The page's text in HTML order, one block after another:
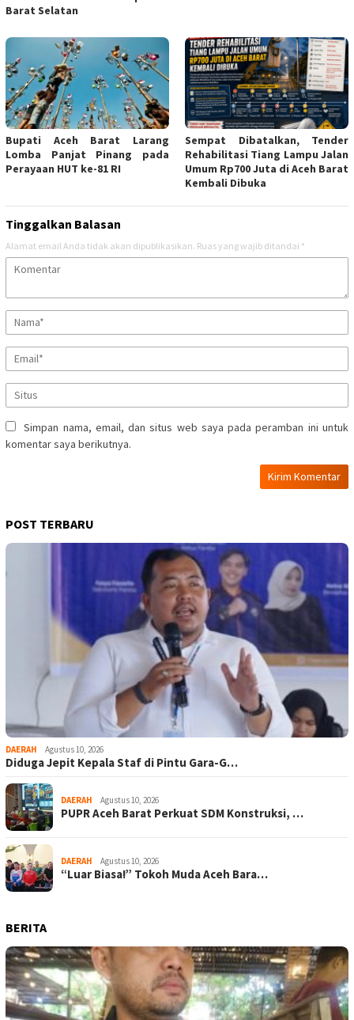
Barat Selatan
Bupati Aceh Barat Larang
Lomba Panjat Pinang pada
Perayaan HUT ke-81 RI
Sempat Dibatalkan, Tender
Rehabilitasi Tiang Lampu Jalan
Umum Rp700 Juta di Aceh Barat
Kembali Dibuka
Tinggalkan Balasan
Alamat email Anda tidak akan dipublikasikan. Ruas yang wajib ditandai *
Simpan nama, email, dan situs web saya pada peramban ini untuk
komentar saya berikutnya.
POST TERBARU
DAERAH Agustus 10, 2026
Diduga Jepit Kepala Staf di Pintu Gara-G…
DAERAH Agustus 10, 2026
PUPR Aceh Barat Perkuat SDM Konstruksi, …
DAERAH Agustus 10, 2026
“Luar Biasa!” Tokoh Muda Aceh Bara…
BERITA